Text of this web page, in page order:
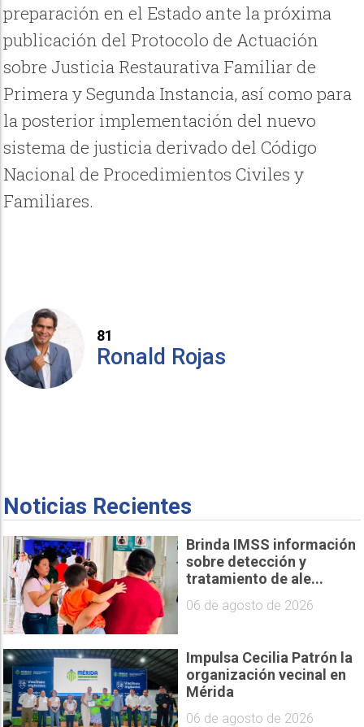
preparación en el Estado ante la próxima
publicación del Protocolo de Actuación
sobre Justicia Restaurativa Familiar de
Primera y Segunda Instancia, así como para
la posterior implementación del nuevo
sistema de justicia derivado del Código
Nacional de Procedimientos Civiles y
Familiares.
81
Ronald Rojas
Noticias Recientes
Brinda IMSS información
sobre detección y
tratamiento de ale...
06 de agosto de 2026
Impulsa Cecilia Patrón la
organización vecinal en
Mérida
06 de agosto de 2026